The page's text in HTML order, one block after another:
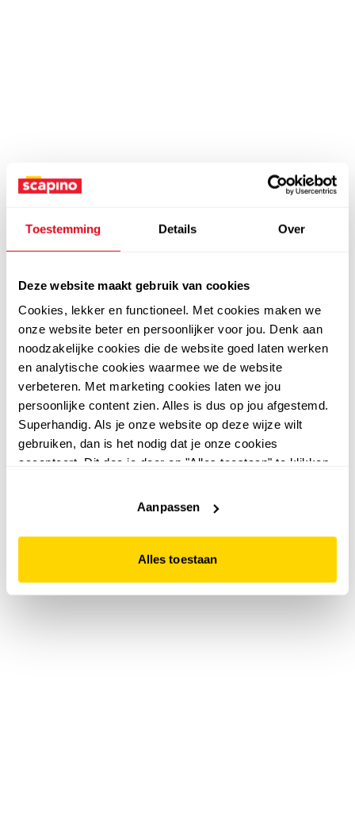
Toestemming Details Over
Deze website maakt gebruik van cookies
Cookies, lekker en functioneel. Met cookies maken we
onze website beter en persoonlijker voor jou. Denk aan
noodzakelijke cookies die de website goed laten werken
en analytische cookies waarmee we de website
verbeteren. Met marketing cookies laten we jou
persoonlijke content zien. Alles is dus op jou afgestemd.
Superhandig. Als je onze website op deze wijze wilt
gebruiken, dan is het nodig dat je onze cookies
accepteert. Dit doe je door op "Alles toestaan" te klikken.
website niet optimaal functioneert.
Aanpassen
Alles toestaan